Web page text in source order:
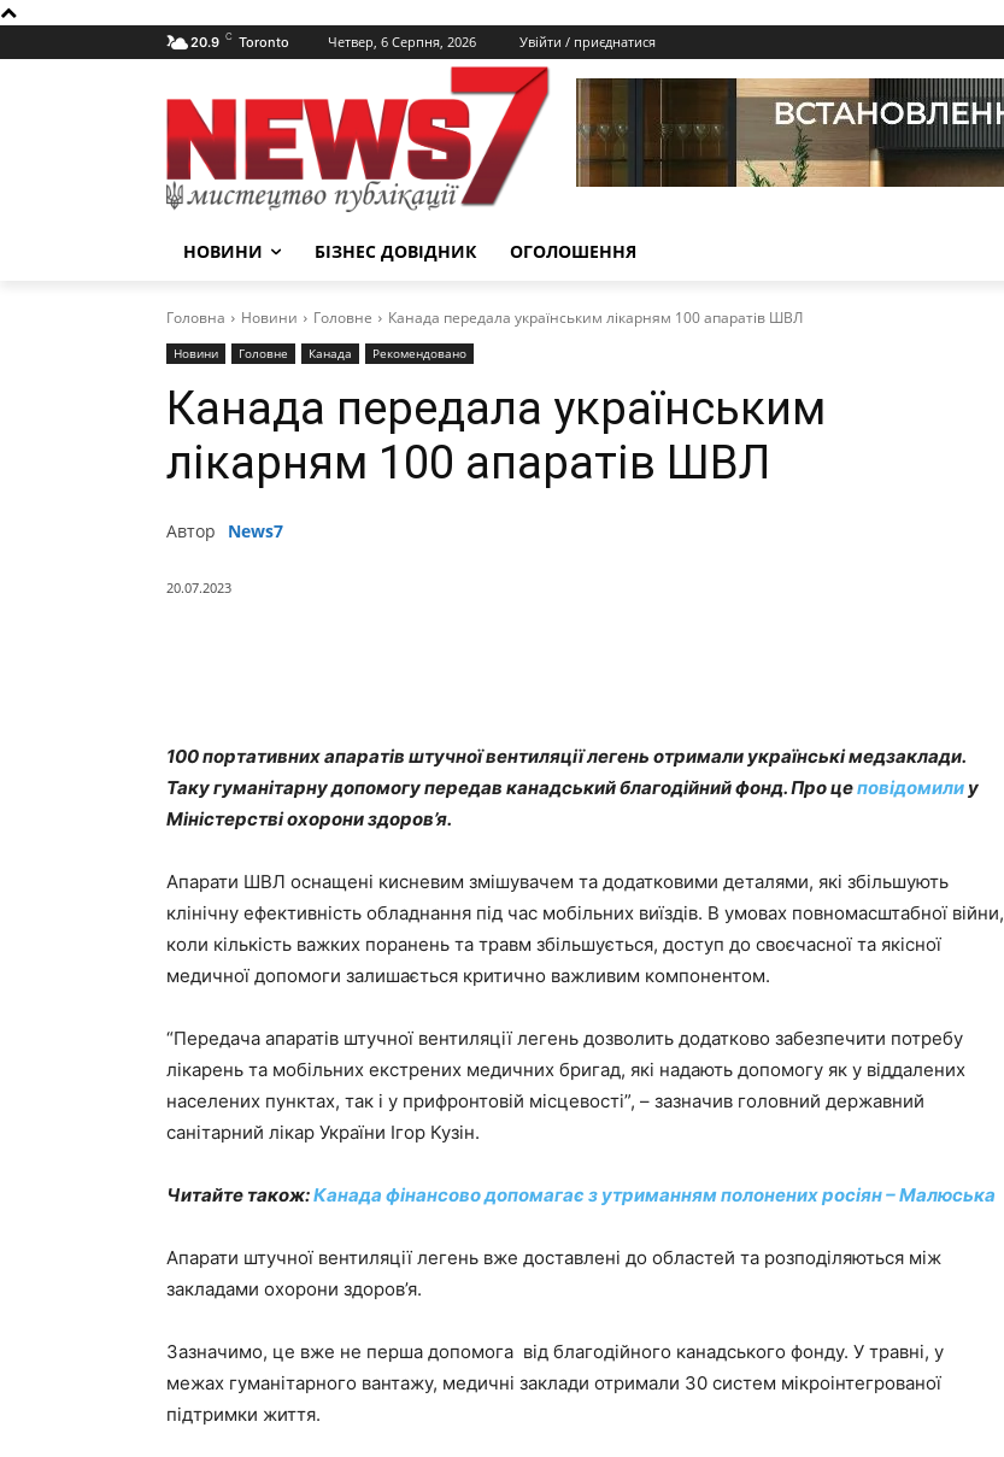
20.9 C Toronto Четвер, 6 Серпня, 2026 Увійти / приєднатися
НОВИНИ БІЗНЕС ДОВІДНИК ОГОЛОШЕННЯ
Головна Новини Головне Канада передала українським лікарням 100 апаратів ШВЛ
Новини Головне Канада Рекомендовано
Канада передала українським
лікарням 100 апаратів ШВЛ
Автор News7
20.07.2023
100 портативних апаратів штучної вентиляції легень отримали українські медзаклади.
Таку гуманітарну допомогу передав канадський благодійний фонд. Про цеповідомили у
Міністерстві охорони здоров’я.
Апарати ШВЛ оснащені кисневим змішувачем та додатковими деталями, які збільшують
клінічну ефективність обладнання під час мобільних виїздів. В умовах повномасштабної війни,
коли кількість важких поранень та травм збільшується, доступ до своєчасної та якісної
медичної допомоги залишається критично важливим компонентом.
“Передача апаратів штучної вентиляції легень дозволить додатково забезпечити потребу
лікарень та мобільних екстрених медичних бригад, які надають допомогу як у віддалених
населених пунктах, так і у прифронтовій місцевості”, – зазначив головний державний
санітарний лікар України Ігор Кузін.
Читайте також:Канада фінансово допомагає з утриманням полонених росіян – Малюська
Апарати штучної вентиляції легень вже доставлені до областей та розподіляються між
закладами охорони здоров’я.
Зазначимо, це вже не перша допомога від благодійного канадського фонду. У травні, у
межах гуманітарного вантажу, медичні заклади отримали 30 систем мікроінтегрованої
підтримки життя.